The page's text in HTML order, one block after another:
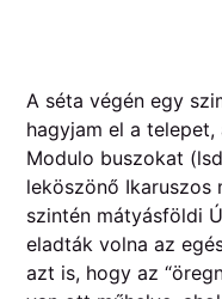
A séta végén egy
hagyjam el a
Modulo buszokat
leköszönő Ikaruszos
szintén mátyásföldi
eladták volna az
azt is, hogy az